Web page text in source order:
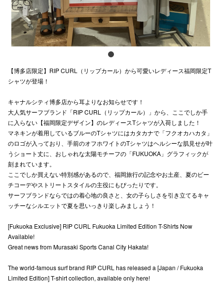
【博多店限定】RIP CURL（リップカール）から可愛いレディース福岡限定T
シャツが登場！
キャナルシティ博多店から耳よりなお知らせです！
大人気サーフブランド「RIP CURL（リップカール）」から、ここでしか手
に入らない【福岡限定デザイン】のレディースTシャツが入荷しました！
マネキンが着用しているブルーのTシャツにはカタカナで「フクオカハカタ」
のロゴが入っており、手前のオフホワイトのTシャツはヘルシーな肌見せが叶
うショート丈に、おしゃれな太陽モチーフの「FUKUOKA」グラフィックが
刻まれています。
ここでしか買えない特別感があるので、福岡旅行の記念やお土産、夏のビー
チコーデやストリートスタイルの主役にもぴったりです。
サーフブランドならではの着心地の良さと、女の子らしさを引き立てるキャ
ッチーなシルエットで夏を思いっきり楽しみましょう！
[Fukuoka Exclusive] RIP CURL Fukuoka Limited Edition T-Shirts Now
Available!
Great news from Murasaki Sports Canal City Hakata!
The world-famous surf brand RIP CURL has released a [Japan / Fukuoka
Limited Edition] T-shirt collection, available only here!
公式SNS
企業情報
ソーシャル
秋田オ
高崎オ
那覇オ